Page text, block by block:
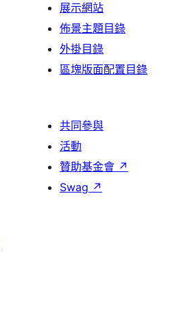
展示網站
佈景主題目錄
外掛目錄
區塊版面配置目錄
共同參與
活動
贊助基金會 ↗
Swag ↗